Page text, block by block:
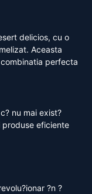
delicios, cu o
Aceasta
perfecta
nu mai exist?
produse eficiente
?n ?